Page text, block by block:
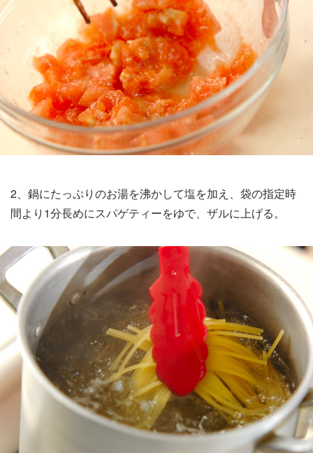
2、鍋にたっぷりのお湯を沸かして塩を加え、袋の指定時
間より1分長めにスパゲティーをゆで、ザルに上げる。